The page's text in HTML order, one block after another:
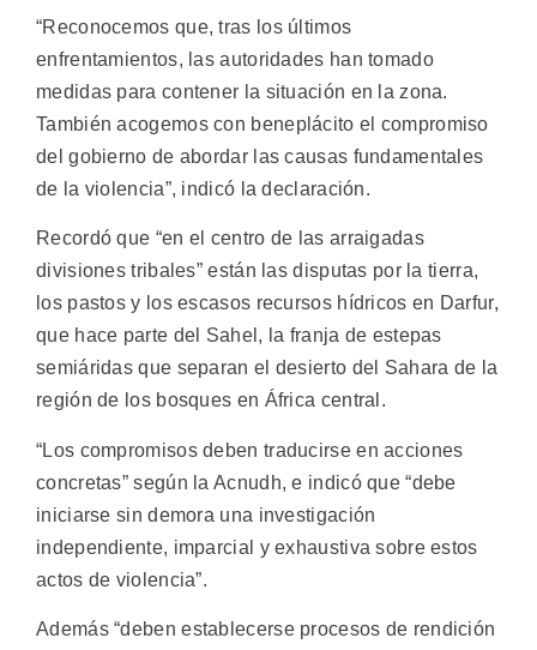
“Reconocemos que, tras los últimos
enfrentamientos, las autoridades han tomado
medidas para contener la situación en la zona.
También acogemos con beneplácito el compromiso
del gobierno de abordar las causas fundamentales
de la violencia”, indicó la declaración.
Recordó que “en el centro de las arraigadas
divisiones tribales” están las disputas por la tierra,
los pastos y los escasos recursos hídricos en Darfur,
que hace parte del Sahel, la franja de estepas
semiáridas que separan el desierto del Sahara de la
región de los bosques en África central.
“Los compromisos deben traducirse en acciones
concretas” según la Acnudh, e indicó que “debe
iniciarse sin demora una investigación
independiente, imparcial y exhaustiva sobre estos
actos de violencia”.
Además “deben establecerse procesos de rendición